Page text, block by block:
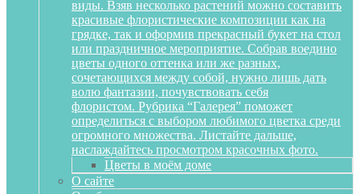
виды. Взяв несколько растений можно составить
красивые флористические композиции как на
грядке, так и оформив прекрасный букет на стол
или праздничное мероприятие. Собрав воедино
цветы одного оттенка или же разных,
сочетающихся между собой, нужно лишь дать
волю фантазии, почувствовать себя
флористом. Рубрика “Галерея” поможет
определиться с выбором любимого цветка среди
огромного множества. Листайте дальше,
наслаждайтесь просмотром красочных фото.
Цветы в моём доме
О сайте